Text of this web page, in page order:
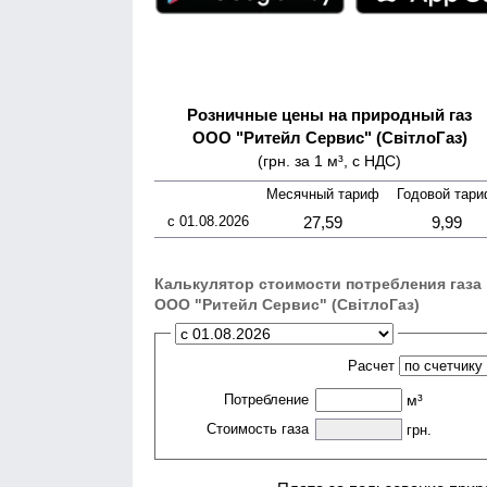
Розничные цены на природный газ
ООО "Ритейл Сервис" (СвітлоГаз)
(грн. за 1 м³, с НДС)
Месячный тариф
Годовой
с 01.08.2026
27,59 9,99
Калькулятор стоимости потребления газа
ООО "Ритейл Сервис" (СвітлоГаз)
Расчет
Потребление м³
Стоимость газа грн.